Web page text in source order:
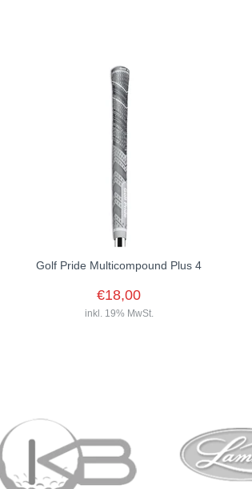
Golf Pride Multicompound Plus 4
€18,00
inkl. 19% MwSt.
Der Multicompound Plus 4 ist ein Tour
erprobter, Hybrid Griff, der über ein
größeres und weicheres
Gummimaterial verfügt. Die untere...